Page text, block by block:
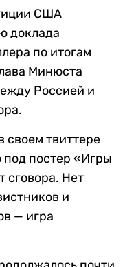
США
доклада
по итогам
Минюста
Россией и
своем твиттере
постер «Игры
сговора. Нет
и
— игра